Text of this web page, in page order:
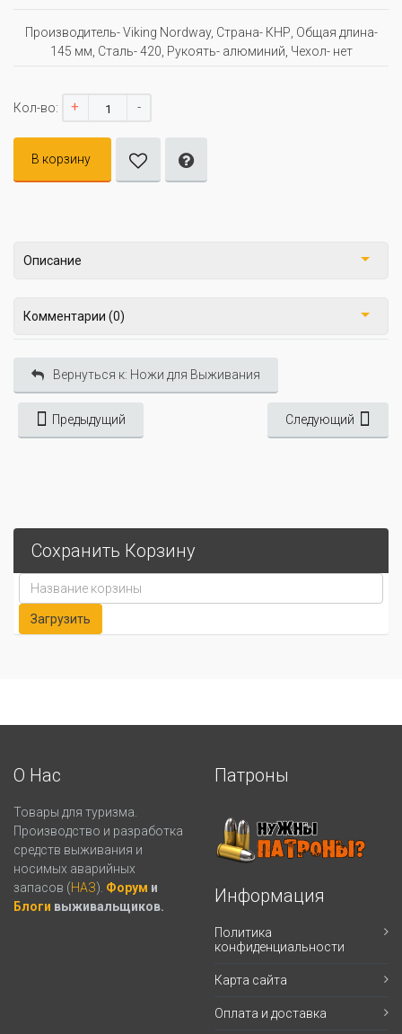
Производитель- Viking Nordway, Страна- КНР, Oбщая длина-
145 мм, Сталь- 420, Рукоять- алюминий, Чехол- нет
Кол-во: + -
В корзину
Описание
Комментарии (0)
Вернуться к: Ножи для Выживания
Предыдущий Следующий
Сохранить Корзину
О Нас
Товары для туризма.
Производство и разработка
средств выживания и
носимых аварийных
запасов (НАЗ). Форум и
Блоги выживальщиков.
Патроны
Информация
Политика
конфиденциальности
Карта сайта
Оплата и доставка